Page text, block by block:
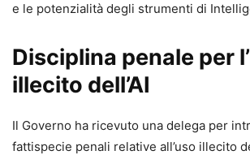
e le potenzialità degli strumenti di
Disciplina penale per
illecito dell’AI
Il Governo ha ricevuto una delega per
fattispecie penali relative all’uso illecito